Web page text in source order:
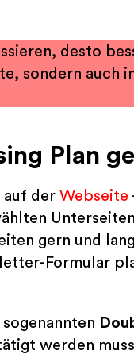
desto
sondern auch
Plan
auf der Webseite
gern und
Formular
werden